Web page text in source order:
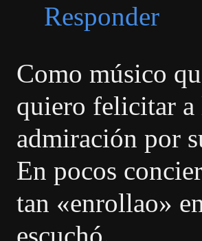
Responder
Como músico
quiero felicitar a
admiración por
En pocos
tan «enrollao»
escuchó.